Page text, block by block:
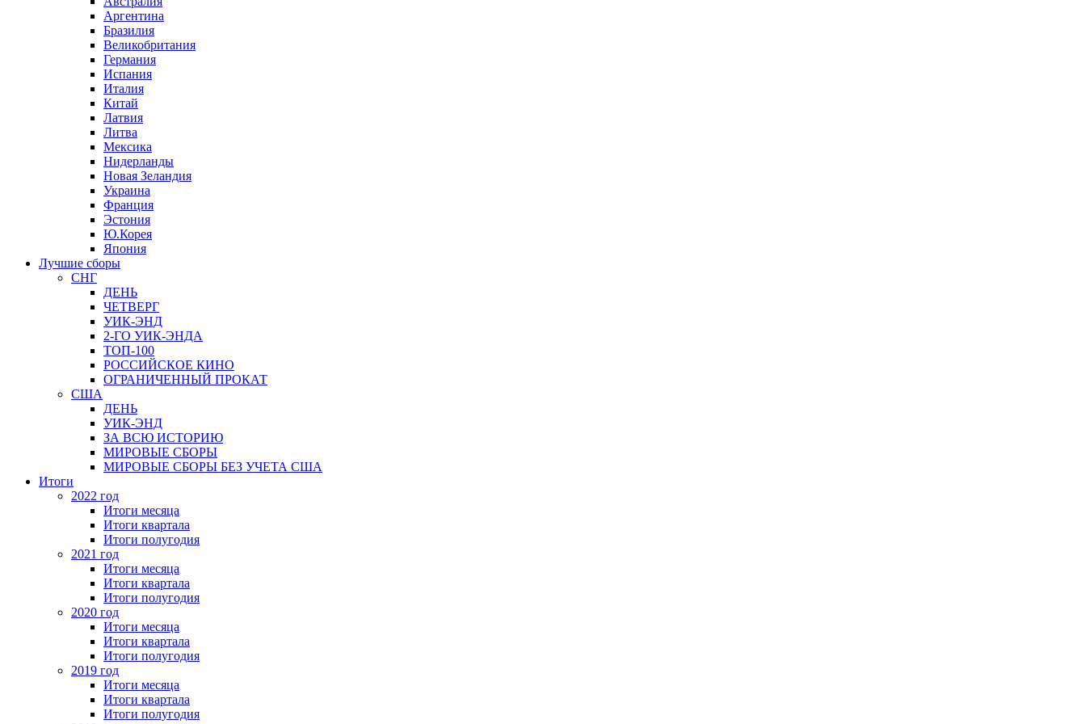
Аргентина
Бразилия
Великобритания
Германия
Испания
Италия
Китай
Латвия
Литва
Мексика
Нидерланды
Новая Зеландия
Украина
Франция
Эстония
Ю.Корея
Япония
Лучшие сборы
СНГ
ДЕНЬ
ЧЕТВЕРГ
УИК-ЭНД
2-ГО УИК-ЭНДА
ТОП-100
РОССИЙСКОЕ КИНО
ОГРАНИЧЕННЫЙ ПРОКАТ
США
ДЕНЬ
УИК-ЭНД
ЗА ВСЮ ИСТОРИЮ
МИРОВЫЕ СБОРЫ
МИРОВЫЕ СБОРЫ БЕЗ УЧЕТА США
Итоги
2022 год
Итоги месяца
Итоги квартала
Итоги полугодия
2021 год
Итоги месяца
Итоги квартала
Итоги полугодия
2020 год
Итоги месяца
Итоги квартала
Итоги полугодия
2019 год
Итоги месяца
Итоги квартала
Итоги полугодия